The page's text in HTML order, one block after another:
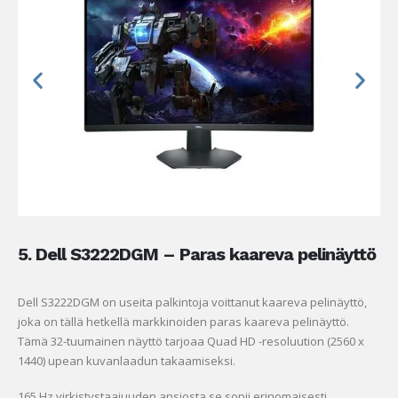
5. Dell S3222DGM – Paras kaareva pelinäyttö
Dell S3222DGM on useita palkintoja voittanut kaareva pelinäyttö,
joka on tällä hetkellä markkinoiden paras kaareva pelinäyttö.
Tämä 32-tuumainen näyttö tarjoaa Quad HD -resoluution (2560 x
1440) upean kuvanlaadun takaamiseksi.